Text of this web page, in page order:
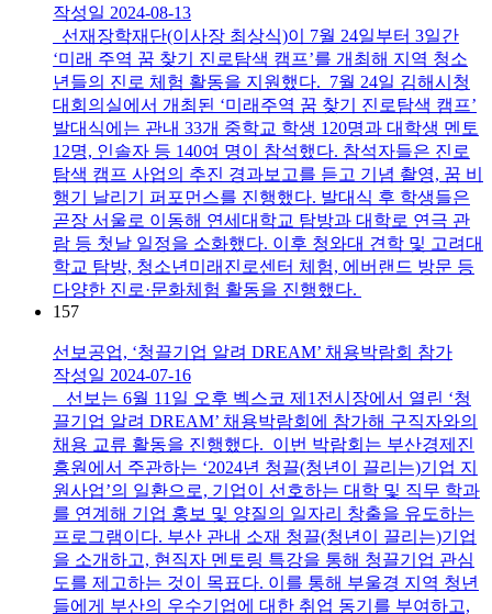
작성일 2024-08-13
선재장학재단(이사장 최상식)이 7월 24일부터 3일간
‘미래 주역 꿈 찾기 진로탐색 캠프’를 개최해 지역 청소
년들의 진로 체험 활동을 지원했다. 7월 24일 김해시청
대회의실에서 개최된 ‘미래주역 꿈 찾기 진로탐색 캠프’
발대식에는 관내 33개 중학교 학생 120명과 대학생 멘토
12명, 인솔자 등 140여 명이 참석했다. 참석자들은 진로
탐색 캠프 사업의 추진 경과보고를 듣고 기념 촬영, 꿈 비
행기 날리기 퍼포먼스를 진행했다. 발대식 후 학생들은
곧장 서울로 이동해 연세대학교 탐방과 대학로 연극 관
람 등 첫날 일정을 소화했다. 이후 청와대 견학 및 고려대
학교 탐방, 청소년미래진로센터 체험, 에버랜드 방문 등
다양한 진로·문화체험 활동을 진행했다.
157
선보공업, ‘청끌기업 알려 DREAM’ 채용박람회 참가
작성일 2024-07-16
선보는 6월 11일 오후 벡스코 제1전시장에서 열린 ‘청
끌기업 알려 DREAM’ 채용박람회에 참가해 구직자와의
채용 교류 활동을 진행했다. 이번 박람회는 부산경제진
흥원에서 주관하는 ‘2024년 청끌(청년이 끌리는)기업 지
원사업’의 일환으로, 기업이 선호하는 대학 및 직무 학과
를 연계해 기업 홍보 및 양질의 일자리 창출을 유도하는
프로그램이다. 부산 관내 소재 청끌(청년이 끌리는)기업
을 소개하고, 현직자 멘토링 특강을 통해 청끌기업 관심
도를 제고하는 것이 목표다. 이를 통해 부울경 지역 청년
들에게 부산의 우수기업에 대한 취업 동기를 부여하고,